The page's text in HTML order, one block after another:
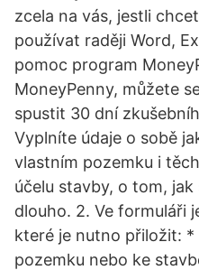
zcela na vás, jestli
používat raději Word,
pomoc program
MoneyPenny, můžete
spustit 30 dní
Vyplníte údaje o sobě
vlastním pozemku i
účelu stavby, o tom,
dlouho. 2. Ve formuláři
které je nutno přiložit: *
pozemku nebo ke